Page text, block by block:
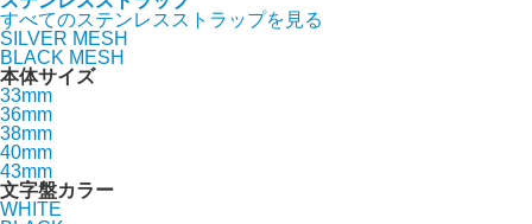
すべてのステンレスストラップを見る
SILVER MESH
BLACK MESH
本体サイズ
33mm
36mm
38mm
40mm
43mm
文字盤カラー
WHITE